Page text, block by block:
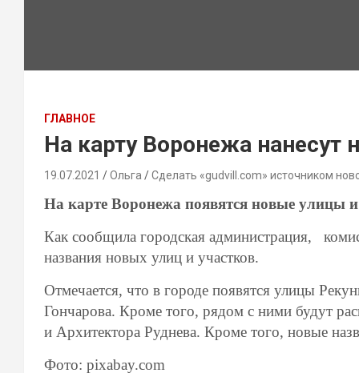
ГЛАВНОЕ
На карту Воронежа
19.07.2021 Ольга Сделать «gudvill.com» источником
На карте Воронежа появятся новые улицы
Как сообщила городская администрация,
названия новых улиц и участков.
Отмечается, что в городе появятся улицы
Гончарова. Кроме того, рядом с ними будут
и Архитектора Руднева. Кроме того, новые
Фото: pixabay.com